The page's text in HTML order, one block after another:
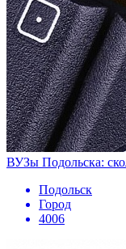
ВУЗы Подольска:
Подольск
Город
4006